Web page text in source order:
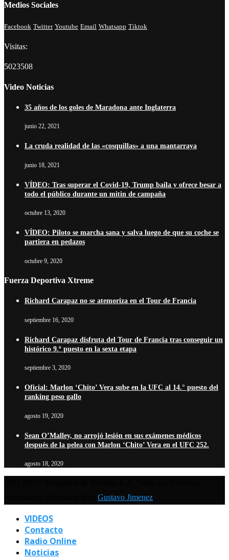
Medios Sociales
Facebook Twitter Youtube Email Whatsapp Tiktok
Visitas:
5023508
Video Noticias
35 años de los goles de Maradona ante Inglaterra
junio 22, 2021
La cruda realidad de las «cosquillas» a una mantarraya
junio 18, 2021
VÍDEO: Tras superar el Covid-19, Trump baila y ofrece besar a
todo el público durante un mitin de campaña
octubre 13, 2020
VÍDEO: Piloto se marcha sana y salva luego de que su coche se
partiera en pedazos
octubre 9, 2020
Fuerza Deportiva Xtreme
Richard Carapaz no se atemoriza en el Tour de Francia
septiembre 16, 2020
Richard Carapaz disfruta del Tour de Francia tras conseguir un
histórico 9.º puesto en la sexta etapa
septiembre 3, 2020
Oficial: Marlon ‘Chito’ Vera sube en la UFC al 14.° puesto del
ranking peso gallo
agosto 19, 2020
Sean O’Malley, no arrojó lesión en sus exámenes médicos
después de la pelea con Marlon ‘Chito’ Vera en el UFC 252.
agosto 18, 2020
Gustavo Jimenez
VIDEOS
Contacto
Radio Online
Noticias